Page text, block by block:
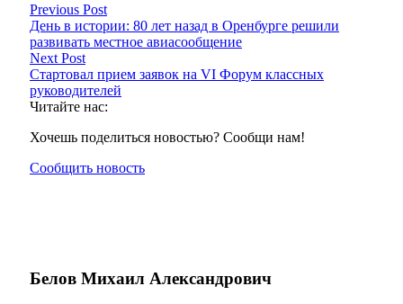
Previous Post
День в истории: 80 лет назад в Оренбурге решили
развивать местное авиасообщение
Next Post
Стартовал прием заявок на VI Форум классных
руководителей
Читайте нас:
Хочешь поделиться новостью? Сообщи нам!
Сообщить новость
Белов Михаил Александрович